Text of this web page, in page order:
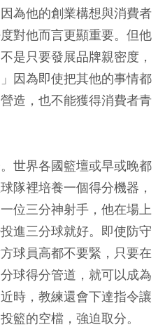
為他的創業構想與消費者
對他而言更顯重要。但他
是只要發展品牌親密度，
因為即使把其他的事情都
造，也不能獲得消費者青
世界各國籃壇或早或晚都
隊裡培養一個得分機器，
位三分神射手，他在場上
進三分球就好。即使防守
球員高都不要緊，只要在
球得分管道，就可以成為
時，教練還會下達指令讓
籃的空檔，強迫取分。